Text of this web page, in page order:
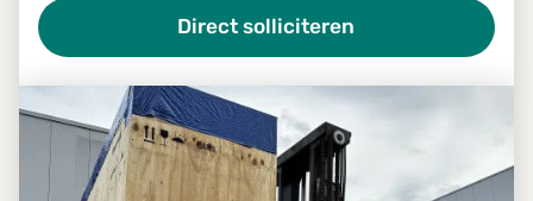
Direct solliciteren